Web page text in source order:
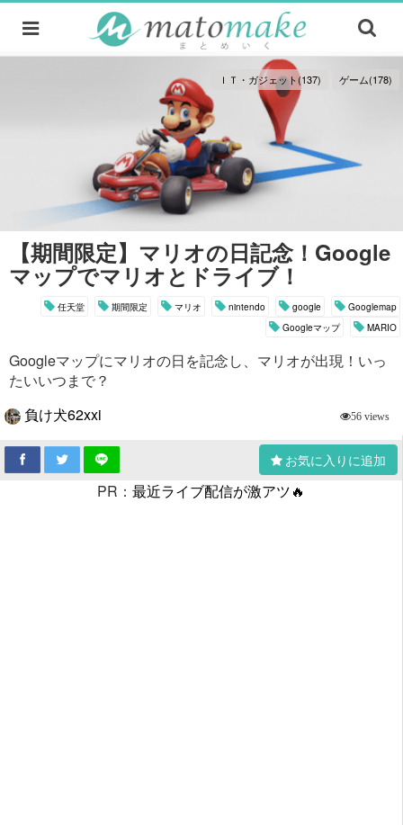
ＩＴ・ガジェット(137) ゲーム(178)
【期間限定】マリオの日記念！Google
マップでマリオとドライブ！
任天堂 期間限定 マリオ nintendo google
Googlemap
Googleマップ
MARIO
Googleマップにマリオの日を記念し、マリオが出現！いっ
たいいつまで？
負け犬62xxi
56 views
お気に入りに追加
PR： 最近ライブ配信が激アツ🔥